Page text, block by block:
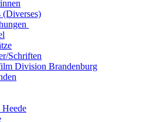
(Diverses)
Schriften
Division Brandenburg
Heede